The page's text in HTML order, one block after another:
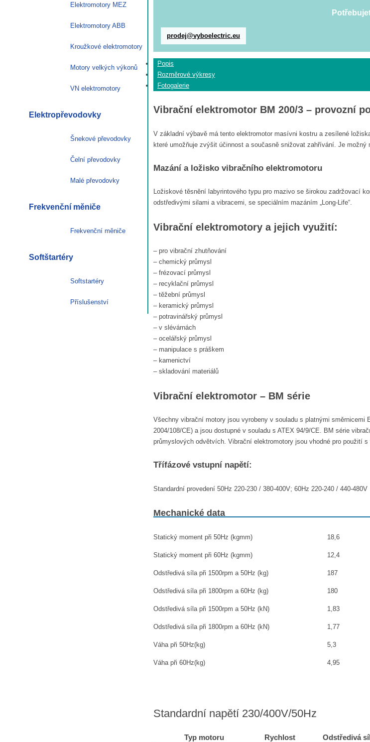
prodej@vyboelectric.eu
Popis
Rozměrové výkresy
Fotogalerie
Vibrační elektromotor BM 200/3 – provozní
V základní výbavě má tento elektromotor masívni kostru a zesílené
které umožňuje zvýšit účinnost a současně snižovat zahřívání. Je
Mazání a ložisko vibračního elektromotoru
Ložiskové těsnění labyrintového typu pro mazivo se širokou zadržovací
odstředivými silami a vibracemi, se speciálním mazáním „Long-Life“.
Vibrační elektromotory a jejich využití:
– pro vibrační zhutňování
– chemický průmysl
– frézovací průmysl
– recyklační průmysl
– těžební průmysl
– keramický průmysl
– potravinářský průmysl
– v slévárnách
– ocelářský průmysl
– manipulace s práškem
– kamenictví
– skladování materiálů
Vibrační elektromotor – BM série
Všechny vibrační motory jsou vyrobeny v souladu s platnými
2004/108/CE) a jsou dostupné v souladu s ATEX 94/9/CE. BM série
průmyslových odvětvích. Vibrační elektromotory jsou vhodné pro použití s
Třífázové vstupní napětí:
Standardní provedení 50Hz 220-230 / 380-400V; 60Hz 220-240 / 440-480V
Mechanické data
Statický moment při 50Hz (kgmm) 18,6
Statický moment při 60Hz (kgmm) 12,4
Odstředivá síla při 1500rpm a 50Hz (kg) 187
Odstředivá síla při 1800rpm a 60Hz (kg) 180
Odstředivá síla při 1500rpm a 50Hz (kN) 1,83
Odstředivá síla při 1800rpm a 60Hz (kN) 1,77
Váha při 50Hz(kg) 5,3
Váha při 60Hz(kg) 4,95
Standardní napětí 230/400V/50Hz
Typ motoru
Rychlost
Odstředivá
Elektromotory MEZ
Elektromotory ABB
Kroužkové elektromotory
Motory velkých výkonů
VN elektromotory
Elektropřevodovky
Šnekové převodovky
Čelní převodovky
Malé převodovky
Frekvenční měniče
Frekvenční měniče
Softštartéry
Softstartéry
Příslušenství